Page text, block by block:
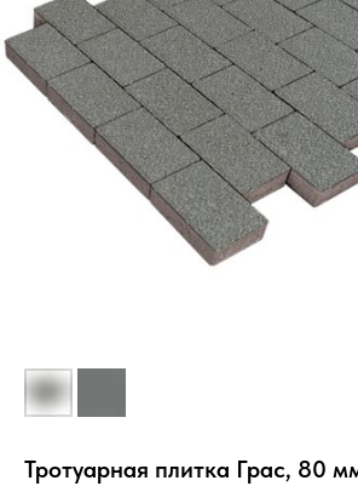
Тротуарная плитка Грас, 80